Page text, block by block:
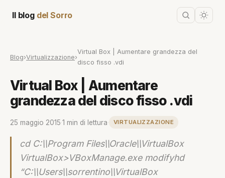
Il blog del Sorro
Blog›Virtualizzazione›
Virtual Box | Aumentare grandezza del
disco fisso .vdi
Virtual Box | Aumentare
grandezza del disco fisso .vdi
25 maggio 2015 1 min di lettura VIRTUALIZZAZIONE
cd C:\\Program Files\\Oracle\\VirtualBox
VirtualBox>VBoxManage.exe modifyhd
“C:\\Users\\sorrentino\\VirtualBox